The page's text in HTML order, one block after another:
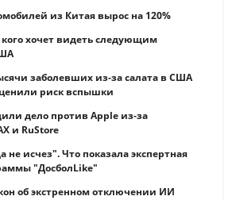
из Китая вырос на 120%
хочет видеть следующим
заболевших из-за салата в США
риск вспышки
дело против Apple из-за
и RuStore
не исчез". Что показала экспертная
"ДосболLike"
об экстренном отключении ИИ